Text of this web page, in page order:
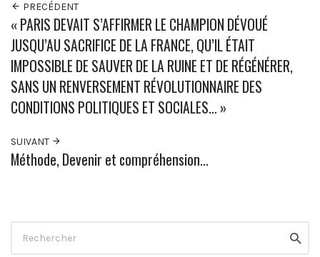
PRECÉDENT
« PARIS DEVAIT S’AFFIRMER LE CHAMPION DÉVOUÉ
JUSQU’AU SACRIFICE DE LA FRANCE, QU’IL ÉTAIT
IMPOSSIBLE DE SAUVER DE LA RUINE ET DE RÉGÉNÉRER,
SANS UN RENVERSEMENT RÉVOLUTIONNAIRE DES
CONDITIONS POLITIQUES ET SOCIALES… »
SUIVANT
Méthode, Devenir et compréhension…